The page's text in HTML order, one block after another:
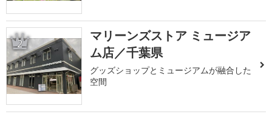
2
マリーンズストア ミュージア
ム店／千葉県
グッズショップとミュージアムが融合した
空間